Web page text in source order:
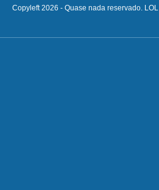
Copyleft 2026 - Quase nada reservado. LOL